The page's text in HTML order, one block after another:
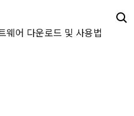
웨어 다운로드 및 사용법